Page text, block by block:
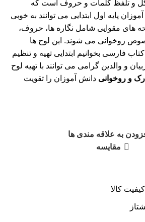
و تلفظ کلمات و حروف است که
پایه اول ابتدایی می توانند به خوبی
های مقوایی شامل نگاره ها، حروف،
روخوانی می شوند. این لوح ها
فارسی بخوانیم ابتدایی تهیه و تنظیم
و والدین گرامی می توانند با تهیه لوح
و روخوانی دانش آموزان را تقویت
به علاقه مندی ها
مقایسه
کالا